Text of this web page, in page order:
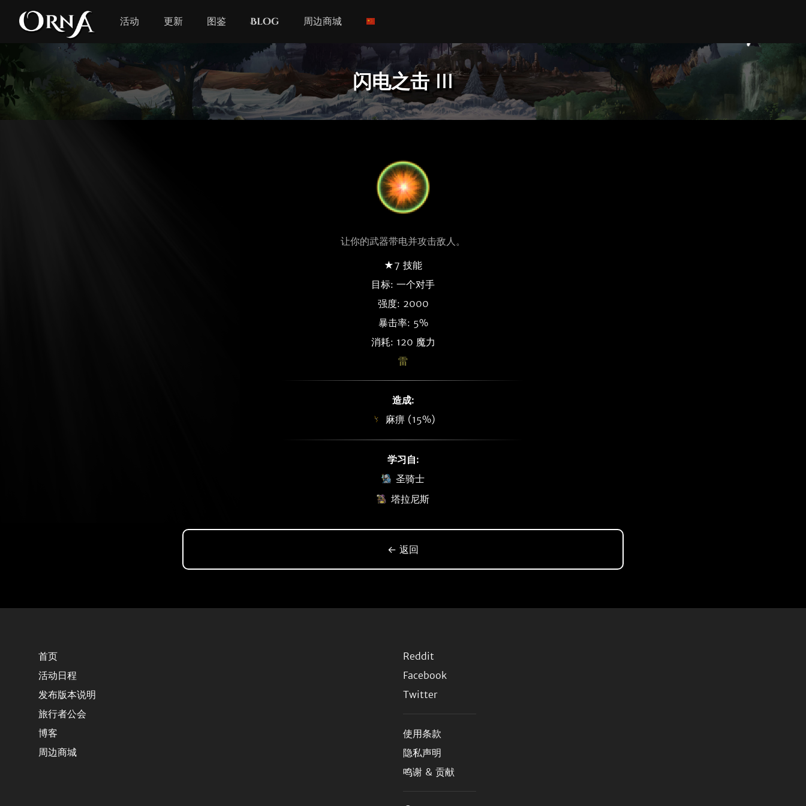
活动 更新 图鉴 Blog 周边商城
闪电之击 III
让你的武器带电并攻击敌人。
★7 技能
目标: 一个对手
强度: 2000
暴击率: 5%
消耗: 120 魔力
雷
造成:
麻痹 (15%)
学习自:
圣骑士
塔拉尼斯
← 返回
首页
活动日程
发布版本说明
旅行者公会
博客
周边商城
Reddit
Facebook
Twitter
使用条款
隐私声明
鸣谢 & 贡献